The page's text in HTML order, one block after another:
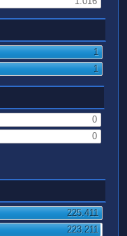
1
1
0
0
225.411
223.211